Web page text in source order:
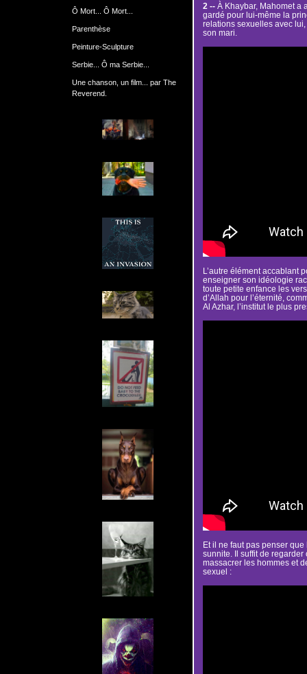
Ô Mort... Ô Mort...
Parenthèse
Peinture-Sculpture
Serbie... Ô ma Serbie...
Une chanson, un film... par The
Reverend.
2 -- À Khaybar, Mahomet a
gardé pour lui-même la
relations sexuelles avec
son mari.
L’autre élément accablant
enseigner son idéologie
toute petite enfance les
d’Allah pour l’éternité,
Al Azhar, l’institut le plus
Et il ne faut pas penser que
sunnite. Il suffit de regarder
massacrer les hommes et
sexuel :